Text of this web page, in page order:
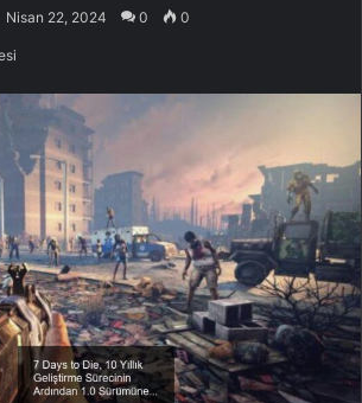
Nisan 22, 2024 0 0